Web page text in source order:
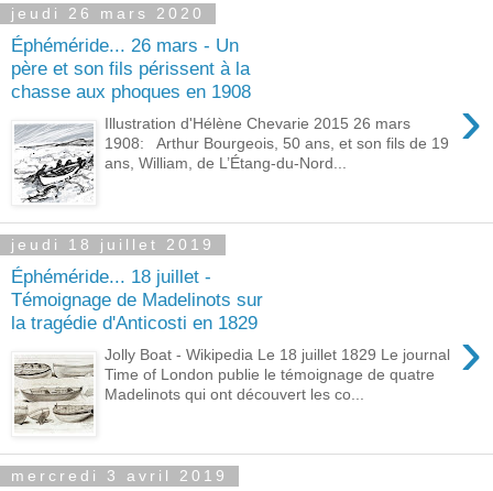
jeudi 26 mars 2020
Éphéméride... 26 mars - Un
père et son fils périssent à la
chasse aux phoques en 1908
›
Illustration d'Hélène Chevarie 2015 26 mars
1908: Arthur Bourgeois, 50 ans, et son fils de 19
ans, William, de L’Étang-du-Nord...
jeudi 18 juillet 2019
Éphéméride... 18 juillet -
Témoignage de Madelinots sur
la tragédie d'Anticosti en 1829
›
Jolly Boat - Wikipedia Le 18 juillet 1829 Le journal
Time of London publie le témoignage de quatre
Madelinots qui ont découvert les co...
mercredi 3 avril 2019